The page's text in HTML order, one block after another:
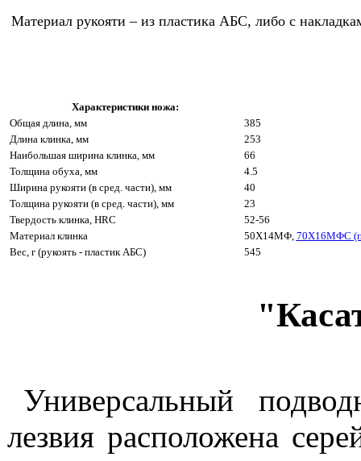
Материал рукояти – из пластика АБС, либо с
Характеристики ножа:
Общая длина, мм
385
Длина клинка, мм
253
Наибольшая ширина клинка, мм
66
Толщина обуха, мм
4.5
Ширина рукояти (в сред. части), мм
40
Толщина рукояти (в сред. части), мм
23
Твердость клинка, HRC
52-56
Материал клинка
50Х14МФ, 70Х16МФС
Вес, г (рукоять - пластик АБС)
545
Универсальный
лезвия расположена